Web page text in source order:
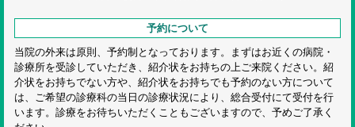
予約について
当院の外来は原則、予約制となっております。まずはお近くの病院・
診療所を受診していただき、紹介状をお持ちの上ご来院ください。紹
介状をお持ちでない方や、紹介状をお持ちでも予約のない方について
は、ご希望の診療科の当日の診療状況により、総合受付にて受付を行
います。診療をお待ちいただくこともございますので、予めご了承く